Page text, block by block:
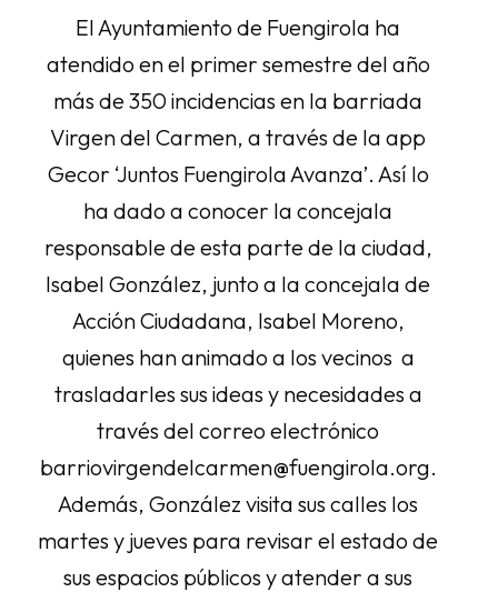
El Ayuntamiento de Fuengirola ha
atendido en el primer semestre del año
más de 350 incidencias en la barriada
Virgen del Carmen, a través de la app
Gecor ‘Juntos Fuengirola Avanza’. Así lo
ha dado a conocer la concejala
responsable de esta parte de la ciudad,
Isabel González, junto a la concejala de
Acción Ciudadana, Isabel Moreno,
quienes han animado a los vecinos a
trasladarles sus ideas y necesidades a
través del correo electrónico
barriovirgendelcarmen@fuengirola.org.
Además, González visita sus calles los
martes y jueves para revisar el estado de
sus espacios públicos y atender a sus